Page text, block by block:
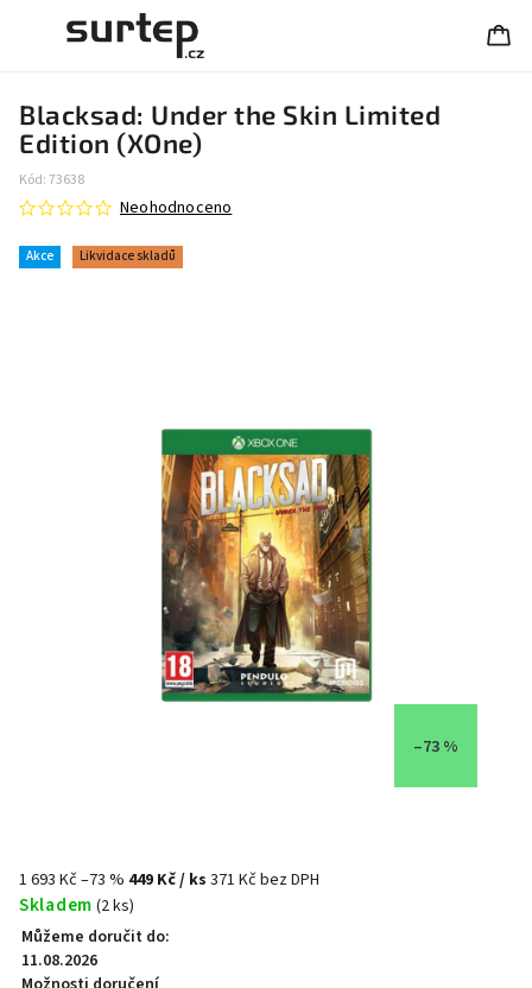
Blacksad: Under the Skin Limited
Edition (XOne)
Kód:73638
Akce Likvidace skladů
Neohodnoceno
–73 %
1 693 Kč–73 % 449 Kč/ ks 371 Kč bez DPH
Skladem (2 ks)
Můžeme doručit do:
11.08.2026